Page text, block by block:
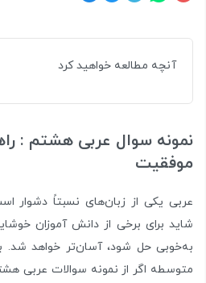
آنچه مطالعه خواهید کرد
نمونه سوال عربی هشتم :
موفقیت
عربی یکی از زبان‌های نسبتاً دشوار
شاید برای برخی از دانش آموزان
به‌خوبی حل شود، آسان‌تر خواهد
متوسطه اگر از نمونه سوالات عربی